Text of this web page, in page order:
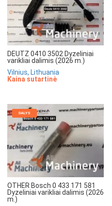
DEUTZ 0410 3502 Dyzeliniai
varikliai dalimis (2026 m.)
Vilnius, Lithuania
Kaina sutartinė
DALYS
OTHER Bosch 0 433 171 581
Dyzeliniai varikliai dalimis (2026
m.)